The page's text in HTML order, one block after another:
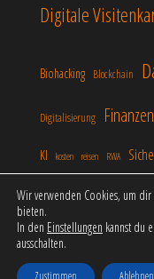
Digitale
Biohacking Blockchain
Digitalisierung Finanzen
KI kosten reisen RWA
Stolz präsentiert
Wir verwenden Cookies, um
bieten.
In den Einstellungen kannst du
ausschalten.
Zustimmen Ablehnen